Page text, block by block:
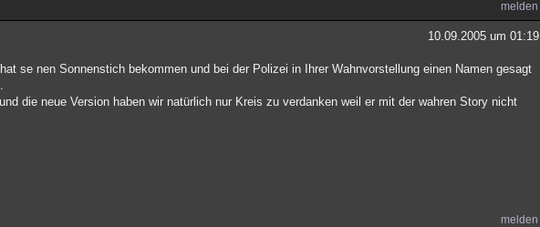
melden
10.09.2005 um 01:19
se nen Sonnenstich bekommen und bei der Polizei in Ihrer Wahnvorstellung einen Namen gesagt
die neue Version haben wir natürlich nur Kreis zu verdanken weil er mit der wahren Story nicht
melden